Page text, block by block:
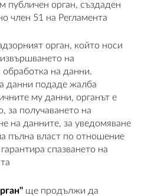
публичен орган, създаден
член 51 на Регламента
орган, който носи
на
обработка на данни.
данни подаде жалба
му данни, органът е
за получаването на
на данните, за уведомяване
пълна власт по отношение
спазването на
ще продължи да